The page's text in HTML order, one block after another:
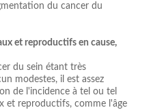
du cancer du
et reproductifs en cause,
du sein étant très
modestes, il est assez
de l'incidence à tel ou tel
et reproductifs, comme l'âge